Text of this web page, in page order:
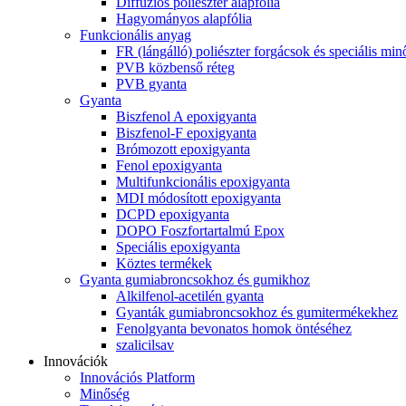
Hagyományos alapfólia
Funkcionális anyag
FR (lángálló) poliészter forgácsok és speciális
PVB közbenső réteg
PVB gyanta
Gyanta
Biszfenol A epoxigyanta
Biszfenol-F epoxigyanta
Brómozott epoxigyanta
Fenol epoxigyanta
Multifunkcionális epoxigyanta
MDI módosított epoxigyanta
DCPD epoxigyanta
DOPO Foszfortartalmú Epox
Speciális epoxigyanta
Köztes termékek
Gyanta gumiabroncsokhoz és gumikhoz
Alkilfenol-acetilén gyanta
Gyanták gumiabroncsokhoz és gumitermékekhez
Fenolgyanta bevonatos homok öntéséhez
szalicilsav
Innovációk
Innovációs Platform
Minőség